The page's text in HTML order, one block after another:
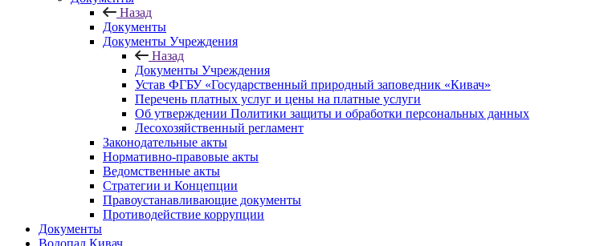
Назад
Документы
Документы Учреждения
Назад
Документы Учреждения
Устав ФГБУ «Государственный природный заповедник «Кивач»
Перечень платных услуг и цены на платные услуги
Об утверждении Политики защиты и обработки персональных данных
Лесохозяйственный регламент
Законодательные акты
Нормативно-правовые акты
Ведомственные акты
Стратегии и Концепции
Правоустанавливающие документы
Противодействие коррупции
Документы
Водопад Кивач